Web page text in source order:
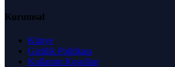
Kurumsal
Künye
Gizlilik Politikası
Kullanım Koşulları